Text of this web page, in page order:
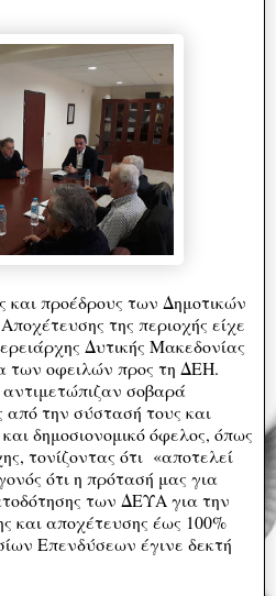
προέδρους των Δημοτικών
της περιοχής είχε
Δυτικής Μακεδονίας
των οφειλών προς τη ΔΕΗ.
σοβαρά
από την σύστασή τους και
δημοσιονομικό όφελος, όπως
τονίζοντας ότι «αποτελεί
ότι η πρότασή μας για
των ΔΕΥΑ για την
και αποχέτευσης έως 100%
Επενδύσεων έγινε δεκτή